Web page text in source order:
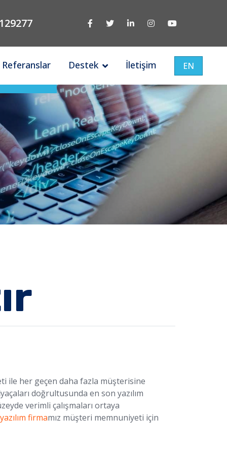
Referanslar Destek İletişim EN
ile her geçen daha fazla müşterisine
doğrultusunda en son yazılım
verimli çalışmaları ortaya
firmamız müşteri memnuniyeti için